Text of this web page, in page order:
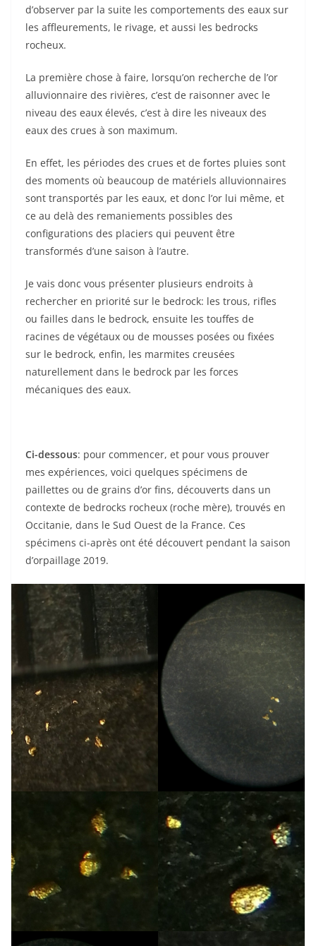
d’observer par la suite les comportements des eaux sur
les affleurements, le rivage, et aussi les bedrocks
rocheux.
La première chose à faire, lorsqu’on recherche de l’or
alluvionnaire des rivières, c’est de raisonner avec le
niveau des eaux élevés, c’est à dire les niveaux des
eaux des crues à son maximum.
En effet, les périodes des crues et de fortes pluies sont
des moments où beaucoup de matériels alluvionnaires
sont transportés par les eaux, et donc l’or lui même, et
ce au delà des remaniements possibles des
configurations des placiers qui peuvent être
transformés d’une saison à l’autre.
Je vais donc vous présenter plusieurs endroits à
rechercher en priorité sur le bedrock: les trous, rifles
ou failles dans le bedrock, ensuite les touffes de
racines de végétaux ou de mousses posées ou fixées
sur le bedrock, enfin, les marmites creusées
naturellement dans le bedrock par les forces
mécaniques des eaux.
Ci-dessous: pour commencer, et pour vous prouver
mes expériences, voici quelques spécimens de
paillettes ou de grains d’or fins, découverts dans un
contexte de bedrocks rocheux (roche mère), trouvés en
Occitanie, dans le Sud Ouest de la France. Ces
spécimens ci-après ont été découvert pendant la saison
d’orpaillage 2019.